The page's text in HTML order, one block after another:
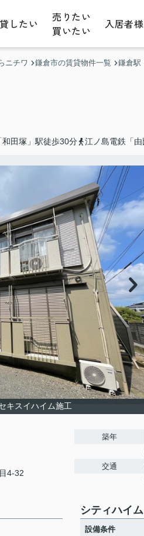
貸したい
売りたい
買いたい
入居者様
ニチワ 鎌倉市の賃貸物件一覧 鎌倉駅
田塚」駅徒歩30分 江ノ島電鉄「
キスイハイム施工
4-32
築年
交通
シティハイ
設備条件